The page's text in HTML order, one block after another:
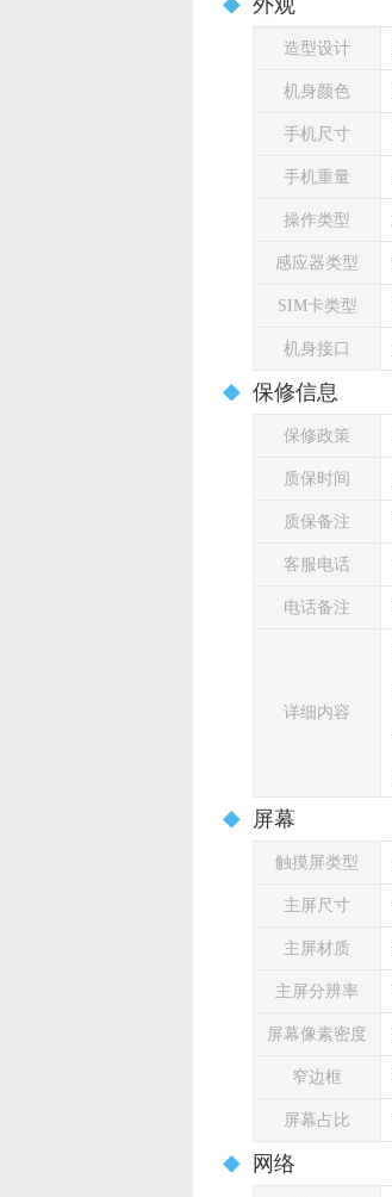
外观
造型设计
机身颜色
手机尺寸
手机重量
操作类型
感应器类型
SIM卡类型
机身接口
保修信息
保修政策
质保时间
质保备注
客服电话
电话备注
详细内容
屏幕
触摸屏类型
主屏尺寸
主屏材质
主屏分辨率
屏幕像素密度
窄边框
屏幕占比
网络